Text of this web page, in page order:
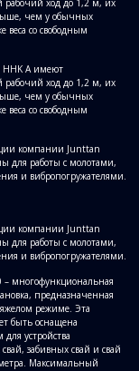
рабочий ход до 1,2 м, их
чем у обычных
веса со свободным
HHK A имеют
рабочий ход до 1,2 м, их
чем у обычных
веса со свободным
компании Junttan
для работы с молотами,
и вибропогружателями.
компании Junttan
для работы с молотами,
и вибропогружателями.
– многофункциональная
предназначенная
режиме. Эта
быть оснащена
устройства
забивных свай и свай
Максимальный